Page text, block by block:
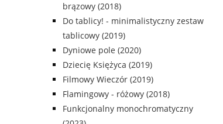
brązowy (2018)
Do tablicy! - minimalistyczny zestaw
tablicowy (2019)
Dyniowe pole (2020)
Dziecię Księżyca (2019)
Filmowy Wieczór (2019)
Flamingowy - różowy (2018)
Funkcjonalny monochromatyczny